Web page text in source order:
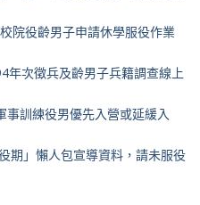
院役齡男子申請休學服役作業
年次徵兵及齡男子兵籍調查線上
訓練役男優先入營或延緩入
期」懶人包宣導資料，請未服役